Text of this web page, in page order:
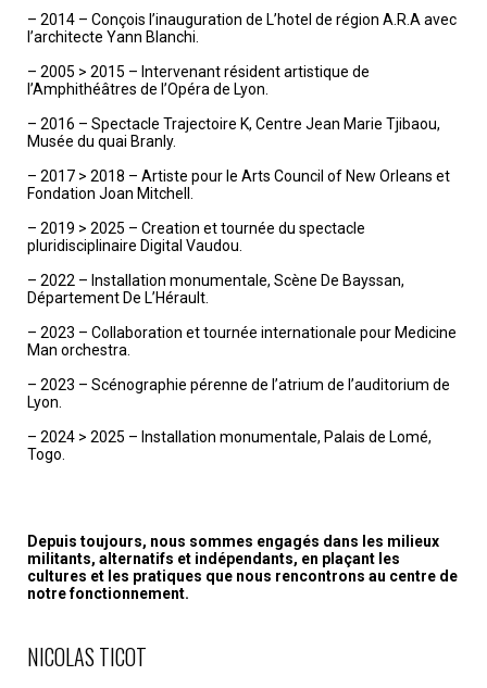
– 2014 – Conçois l’inauguration de L’hotel de région A.R.A avec
l’architecte Yann Blanchi.
– 2005 > 2015 – Intervenant résident artistique de
l’Amphithéâtres de l’Opéra de Lyon.
– 2016 – Spectacle Trajectoire K, Centre Jean Marie Tjibaou,
Musée du quai Branly.
– 2017 > 2018 – Artiste pour le Arts Council of New Orleans et
Fondation Joan Mitchell.
– 2019 > 2025 – Creation et tournée du spectacle
pluridisciplinaire Digital Vaudou.
– 2022 – Installation monumentale, Scène De Bayssan,
Département De L’Hérault.
– 2023 – Collaboration et tournée internationale pour Medicine
Man orchestra.
– 2023 – Scénographie pérenne de l’atrium de l’auditorium de
Lyon.
– 2024 > 2025 – Installation monumentale, Palais de Lomé,
Togo.
Depuis toujours, nous sommes engagés dans les milieux
militants, alternatifs et indépendants, en plaçant les
cultures et les pratiques que nous rencontrons au centre de
notre fonctionnement.
NICOLAS TICOT